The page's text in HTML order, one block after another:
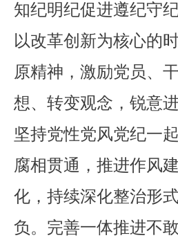
知纪明纪促进遵纪守
以改革创新为核心的
原精神，激励党员、
想、转变观念，锐意
坚持党性党风党纪一
腐相贯通，推进作风
化，持续深化整治形
负。完善一体推进不